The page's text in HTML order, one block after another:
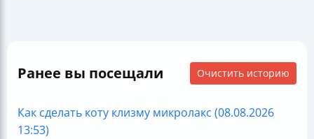
Ранее вы посещали Очистить историю
Как сделать коту клизму микролакс (08.08.2026
13:53)